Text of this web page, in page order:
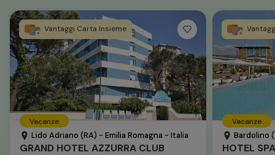
Vantaggi Carta Insieme
Vacanze
Lido Adriano (RA) - Emilia Romagna - Italia
GRAND HOTEL AZZURRA CLUB
Vacanze
Bardolino